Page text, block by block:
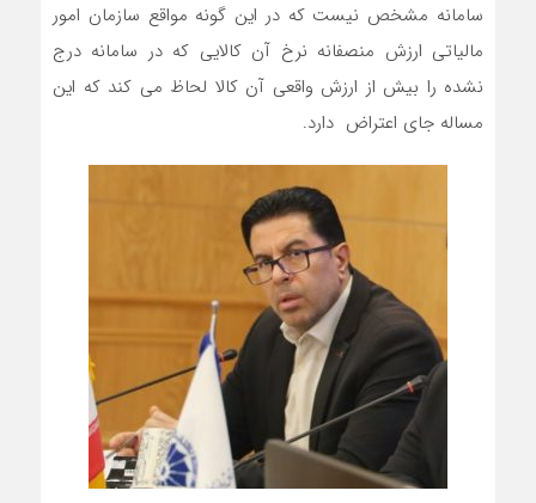
سامانه مشخص نیست که در این گونه مواقع سازمان امور
مالیاتی ارزش منصفانه نرخ آن کالایی که در سامانه درج
نشده را بیش از ارزش واقعی آن کالا لحاظ می کند که این
مساله جای اعتراض دارد.